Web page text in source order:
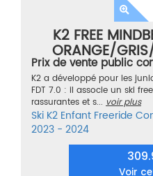
K2 FREE
ORANGE/
Prix de vente public
K2 a développé pour les
FDT 7.0 : il associe un ski
rassurantes et s... voir plus
Ski K2 Enfant Freeride
2023 - 2024
Voir